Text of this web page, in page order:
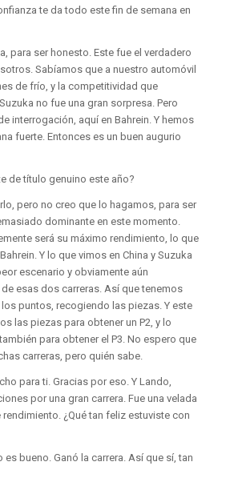
te da todo este fin de semana en
para ser honesto. Este fue el verdadero
Sabíamos que a nuestro automóvil
de frío, y la competitividad que
no fue una gran sorpresa. Pero
interrogación, aquí en Bahrein. Y hemos
fuerte. Entonces es un buen augurio
de título genuino este año?
pero no creo que lo hagamos, para ser
dominante en este momento.
será su máximo rendimiento, lo que
Y lo que vimos en China y Suzuka
escenario y obviamente aún
esas dos carreras. Así que tenemos
puntos, recogiendo las piezas. Y este
las piezas para obtener un P2, y lo
para obtener el P3. No espero que
carreras, pero quién sabe.
para ti. Gracias por eso. Y Lando,
por una gran carrera. Fue una velada
¿Qué tan feliz estuviste con
es bueno. Ganó la carrera. Así que sí, tan